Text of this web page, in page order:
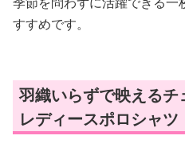
すすめです。
羽織いらずで映える
レディースポロシャツ